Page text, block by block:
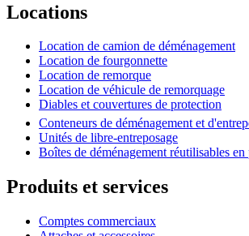
Locations
Location de camion de déménagement
Location de fourgonnette
Location de remorque
Location de véhicule de remorquage
Diables et couvertures de protection
Conteneurs de déménagement et
Unités de libre-entreposage
Boîtes de déménagement réutilisables en
Produits et services
Comptes commerciaux